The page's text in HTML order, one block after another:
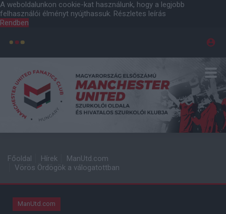
A weboldalunkon cookie-kat használunk, hogy a legjobb
felhasználói élményt nyújthassuk. Részletes leírás
Rendben
Főoldal Hírek
ManUtd.com
Vörös Ördögök a válogatottban
ManUtd.com